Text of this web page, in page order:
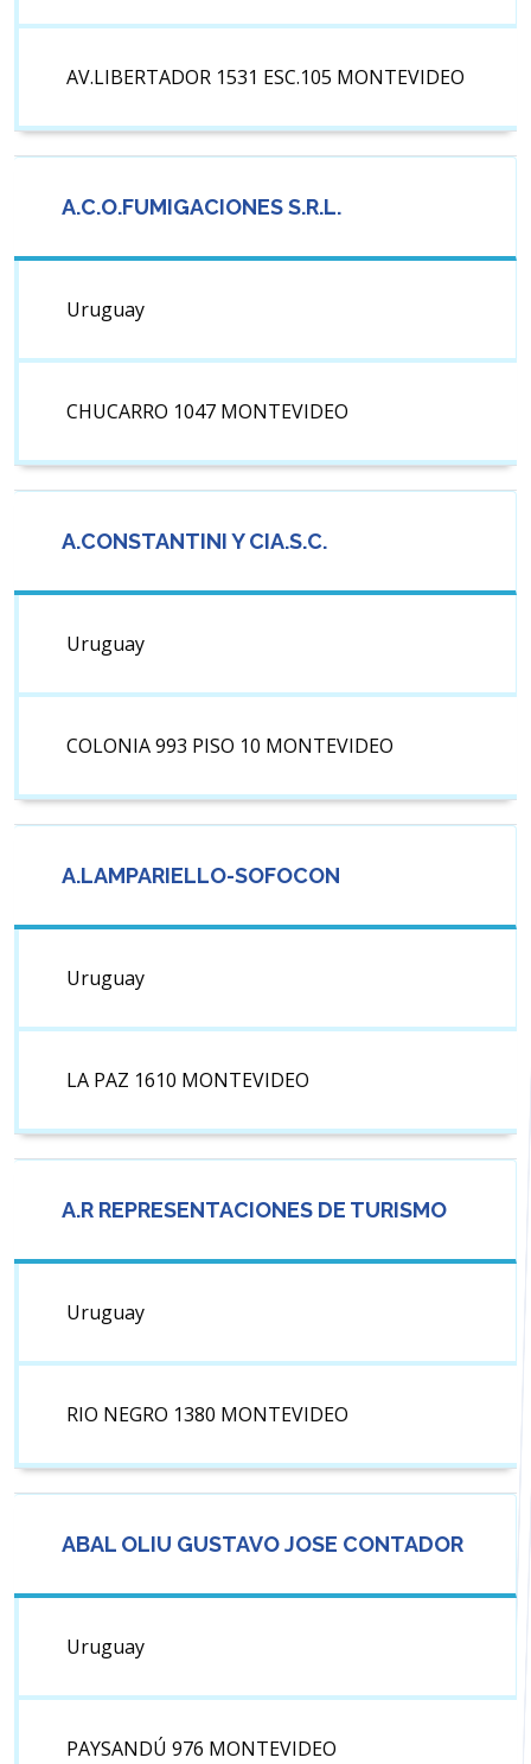
AV.LIBERTADOR 1531 ESC.105 MONTEVIDEO
A.C.O.FUMIGACIONES S.R.L.
Uruguay
CHUCARRO 1047 MONTEVIDEO
A.CONSTANTINI Y CIA.S.C.
Uruguay
COLONIA 993 PISO 10 MONTEVIDEO
A.LAMPARIELLO-SOFOCON
Uruguay
LA PAZ 1610 MONTEVIDEO
A.R REPRESENTACIONES DE TURISMO
Uruguay
RIO NEGRO 1380 MONTEVIDEO
ABAL OLIU GUSTAVO JOSE CONTADOR
Uruguay
PAYSANDÚ 976 MONTEVIDEO